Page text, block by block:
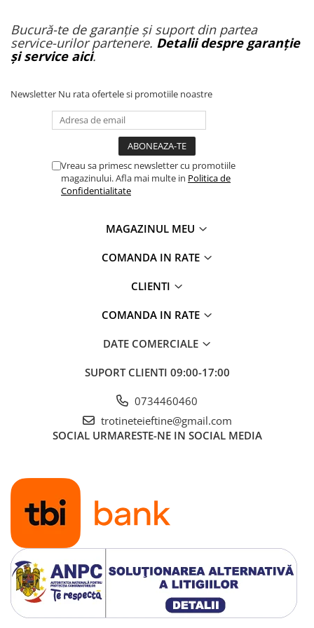
Bucură-te de garanție și suport din partea
service-urilor partenere. Detalii despre garanție
și service aici.
Newsletter Nu rata ofertele si promotiile noastre
Vreau sa primesc newsletter cu promotiile
magazinului. Afla mai multe in Politica de
Confidentialitate
MAGAZINUL MEU
COMANDA IN RATE
CLIENTI
COMANDA IN RATE
DATE COMERCIALE
SUPORT CLIENTI 09:00-17:00
0734460460
trotineteieftine@gmail.com
SOCIAL URMARESTE-NE IN SOCIAL MEDIA